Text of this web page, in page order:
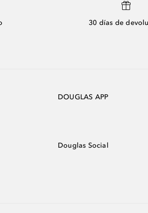
30 días de
DOUGLAS APP
Douglas Social